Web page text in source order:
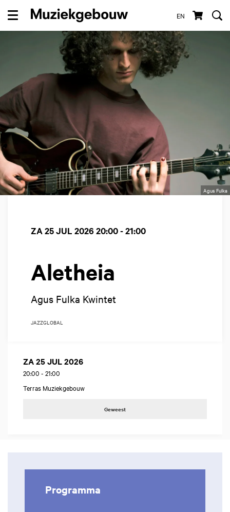
EN
Menu
Agus Fulka
Aletheia
Agus Fulka Kwintet
ZA 25 JUL 2026 20:00 - 21:00
JAZZGLOBAL
ZA 25 JUL 2026
20:00 - 21:00
Terras Muziekgebouw
Geweest
Programma